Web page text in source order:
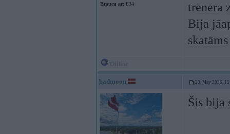
Braucu ar: E34
trenera
Bija
badmoon 23. May 2026,
Šis bija